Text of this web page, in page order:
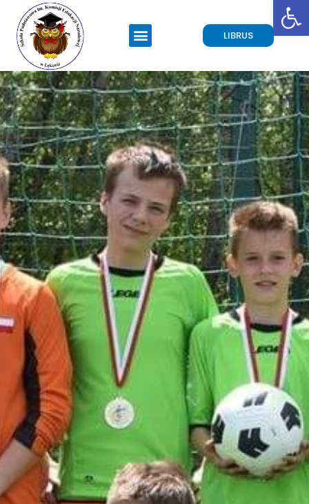
LIBRUS